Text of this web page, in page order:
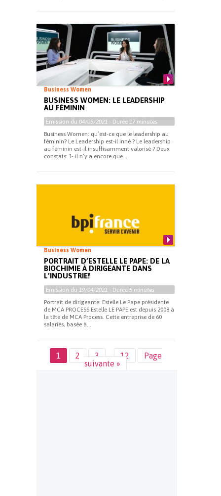
Business Women
BUSINESS WOMEN: LE LEADERSHIP
AU FÉMININ
Emission du 04/05/2021 - Durée 17 minutes
Business Women: qu’est-ce que le leadership au
féminin? Le Leadership est-il inné ? Le leadership
au féminin est-il insuffisamment valorisé ? Deux
constats: 1- il n’y a encore que...
Business Women
PORTRAIT D’ESTELLE LE PAPE: DE LA
BIOCHIMIE À DIRIGEANTE DANS
L’INDUSTRIE!
Emission du 19/04/2021 - Durée 5 minutes
Portrait de dirigeante: Estelle Le Pape présidente
de MCA PROCESS Estelle LE PAPE est depuis 2008 à
la tête de MCA Process. Cette entreprise de 60
salariés, basée à...
1 2 3 … 12
Page
suivante »